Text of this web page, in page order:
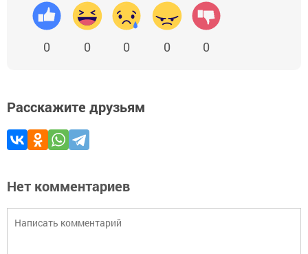
0 0 0 0 0
Расскажите друзьям
Нет комментариев